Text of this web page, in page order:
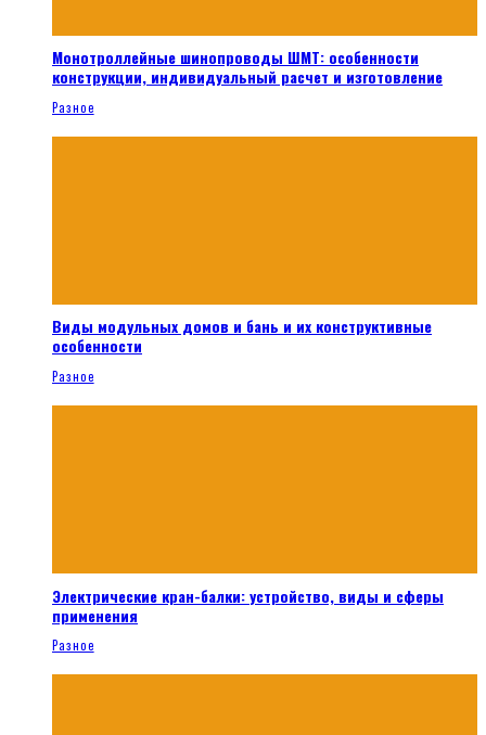
Монотроллейные шинопроводы ШМТ: особенности
конструкции, индивидуальный расчет и изготовление
Разное
Виды модульных домов и бань и их конструктивные
особенности
Разное
Электрические кран-балки: устройство, виды и сферы
применения
Разное